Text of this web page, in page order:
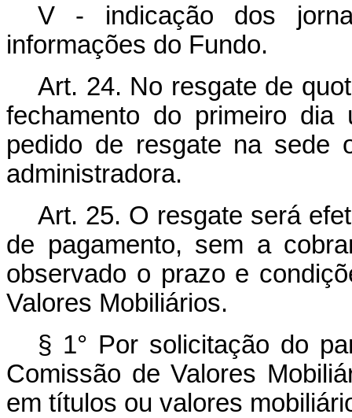
V - indicação dos
informações do Fundo.
Art. 24. No resgate de
fechamento do primeiro
pedido de resgate na sede
administradora.
Art. 25. O resgate será
de pagamento, sem a
observado o prazo e
Valores Mobiliários.
§ 1° Por solicitação do
Comissão de Valores
em títulos ou valores